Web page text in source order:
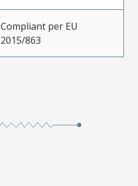
Compliant per EU
2015/863